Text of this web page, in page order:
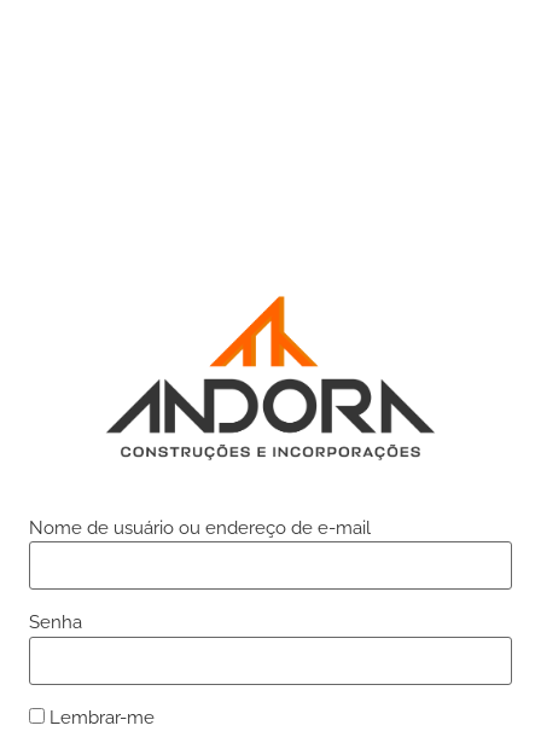
Nome de usuário ou endereço de e-mail
Senha
Lembrar-me